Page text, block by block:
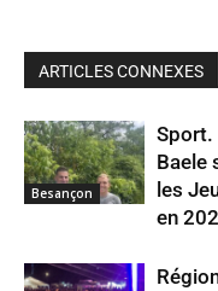
ARTICLES CONNEXES
Besançon
Sport.
Baele
les
en